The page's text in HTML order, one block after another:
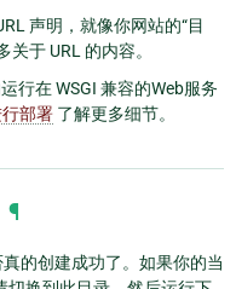
声明，就像你网站的“目
关于 URL 的内容。
行在 WSGI 兼容的Web服务
行部署 了解更多细节。
¶
的创建成功了。如果你的当